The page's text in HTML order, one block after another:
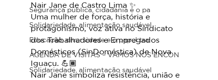
Segurança pública, cidadania e o pa
Solidariedade, alimentação saudável
Educação, diversidade e o papel tra
AGENDA DE VISITAS – VAMOS NOS ENCON
Solidariedade, alimentação saudável
Nair Jane de Castro Lima ✨
Uma mulher de força, história e
protagonismo, voz ativa no Sindicato
dos Trabalhadores e Empregados
Domésticos (SinDoméstica) de Nova
Iguaçu. 💪🏾
Nair Jane simboliza resistência, união e